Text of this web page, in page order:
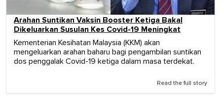
Arahan Suntikan Vaksin Booster Ketiga Bakal
Dikeluarkan Susulan Kes Covid-19 Meningkat
Kementerian Kesihatan Malaysia (KKM) akan
mengeluarkan arahan baharu bagi pengambilan suntikan
dos penggalak Covid-19 ketiga dalam masa terdekat.
Read the full story